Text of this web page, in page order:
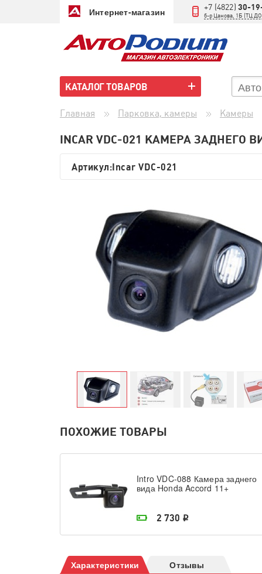
Интернет-магазин +7 (4822) 30-
б-р Цанова, 1Б (ТЦ
КАТАЛОГ ТОВАРОВ
Главная Парковка, камеры Камеры
INCAR VDC-021 КАМЕРА ЗАДНЕГО
Артикул:Incar VDC-021
ПОХОЖИЕ ТОВАРЫ
Intro VDC-088 Камера заднего
вида Honda Accord 11+
На складе поставщика
2 730 i
Характеристики Отзывы